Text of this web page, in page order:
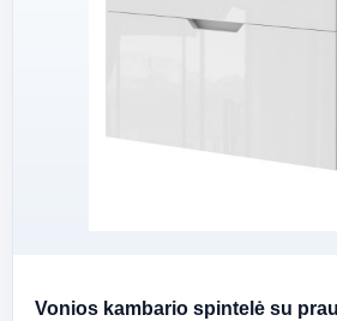
Vonios kambario spintelė su